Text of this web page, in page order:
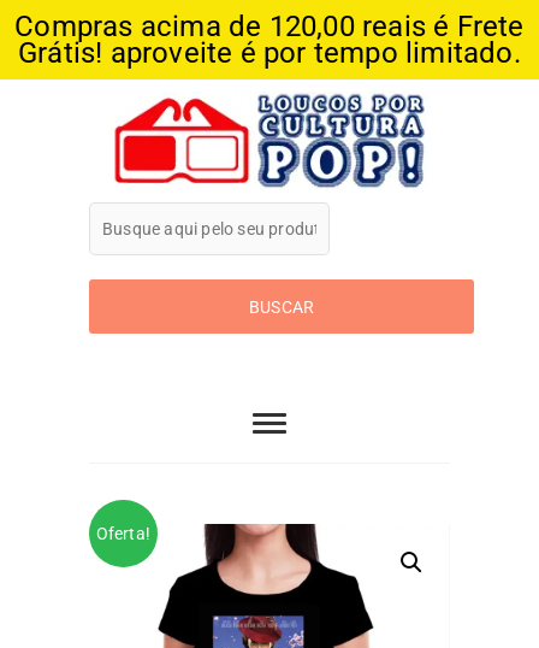
Compras acima de 120,00 reais é Frete
Grátis! aproveite é por tempo limitado.
Loucos Por
Cultura Pop
Oferta!